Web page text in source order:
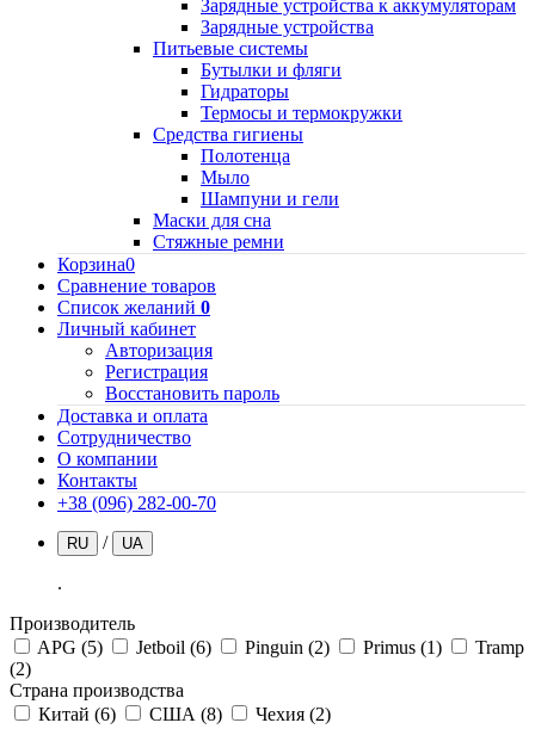
Зарядные устройства к аккумуляторам
Зарядные устройства
Питьевые системы
Бутылки и фляги
Гидраторы
Термосы и термокружки
Средства гигиены
Полотенца
Мыло
Шампуни и гели
Маски для сна
Стяжные ремни
Корзина0
Сравнение товаров
Список желаний 0
Личный кабинет
Авторизация
Регистрация
Восстановить пароль
Доставка и оплата
Сотрудничество
О компании
Контакты
+38 (096) 282-00-70
RU / UA
.
Производитель
APG (5) Jetboil (6) Pinguin (2) Primus (1)
Tramp
(2)
Страна производства
Китай (6) США (8) Чехия (2)